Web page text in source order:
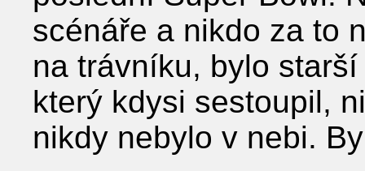
scénáře a nikdo za to
na trávníku, bylo
který kdysi sestoupil,
nikdy nebylo v nebi.